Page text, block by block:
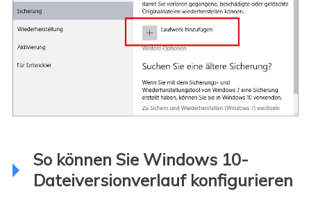
So können Sie Windows 10-
Dateiversionverlauf konfigurieren